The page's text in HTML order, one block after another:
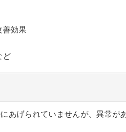
善効果
ど
あげられていませんが、異常が